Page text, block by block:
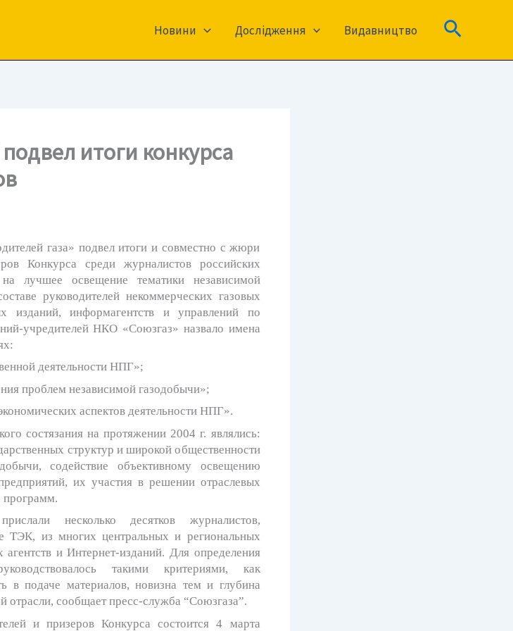
Новини Дослідження Видавництво Пошук
итоги конкурса
газа» подвел итоги и совместно с жюри
Конкурса среди журналистов российских
лучшее освещение тематики независимой
руководителей некоммерческих газовых
изданий, информагентств и управлений по
учредителей НКО «Союзгаз» назвало имена
деятельности НПГ»;
проблем независимой газодобычи»;
аспектов деятельности НПГ».
состязания на протяжении 2004 г. являлись:
структур и широкой общественности
содействие объективному освещению
их участия в решении отраслевых
программ.
несколько десятков журналистов,
ТЭК, из многих центральных и региональных
и Интернет-изданий. Для определения
такими критериями, как
в подаче материалов, новизна тем и глубина
отрасли, сообщает пресс-служба “Союзгаза”.
и призеров Конкурса состоится 4 марта